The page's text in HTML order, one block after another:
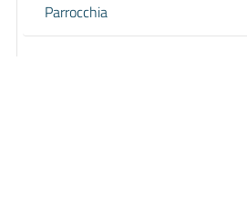
Parrocchia